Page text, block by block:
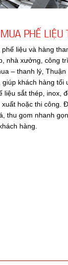
PHẾ LIỆU
liệu và hàng
nhà xưởng, công
– thanh lý,
khách hàng
liệu sắt thép, inox,
hoặc thi công.
thu gom nhanh
hàng.